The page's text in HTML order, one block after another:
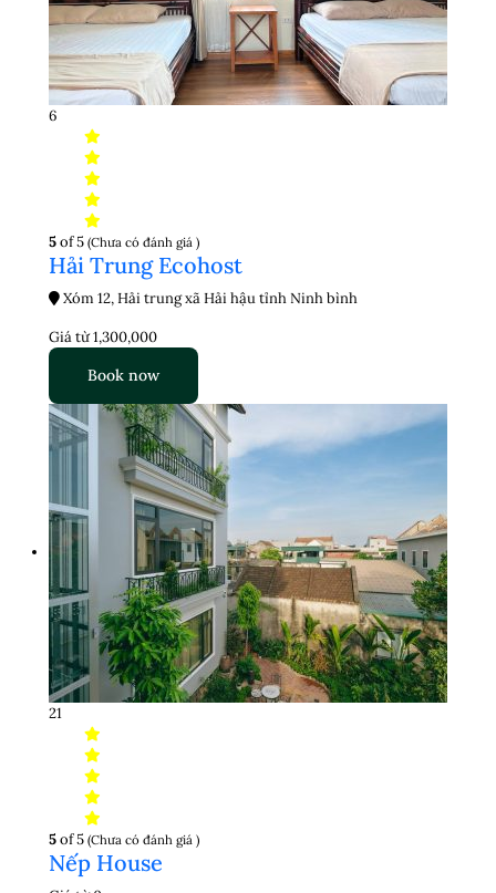
6
5of 5 (Chưa có đánh giá )
Hải Trung Ecohost
Xóm 12, Hải trung xã Hải hậu tỉnh Ninh bình
Giá từ1,300,000
Book now
21
5of 5 (Chưa có đánh giá )
Nếp House